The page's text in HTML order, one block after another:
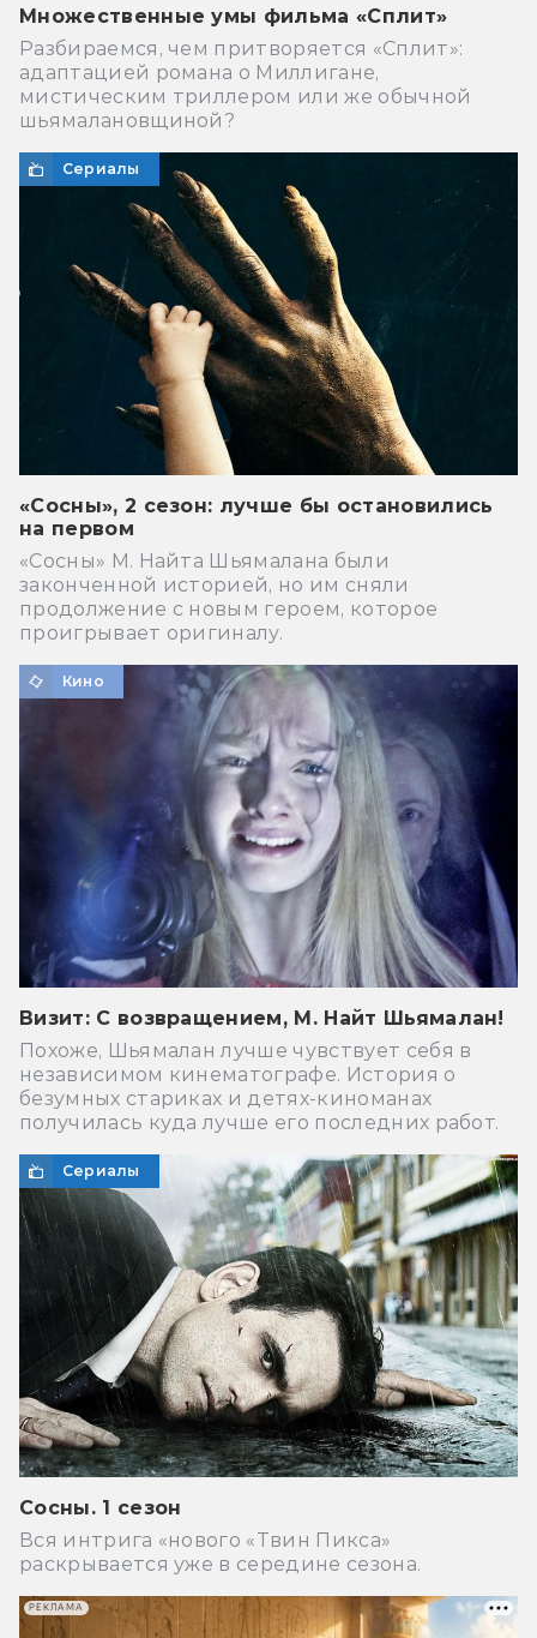
Множественные умы фильма «Сплит»
Разбираемся, чем притворяется «Сплит»:
адаптацией романа о Миллигане,
мистическим триллером или же обычной
шьямалановщиной?
Сериалы
«Сосны», 2 сезон: лучше бы остановились
на первом
«Сосны» М. Найта Шьямалана были
законченной историей, но им сняли
продолжение с новым героем, которое
проигрывает оригиналу.
Кино
Визит: С возвращением, М. Найт Шьямалан!
Похоже, Шьямалан лучше чувствует себя в
независимом кинематографе. История о
безумных стариках и детях-киноманах
получилась куда лучше его последних работ.
Сериалы
Сосны. 1 сезон
Вся интрига «нового «Твин Пикса»
раскрывается уже в середине сезона.
РЕКЛАМА